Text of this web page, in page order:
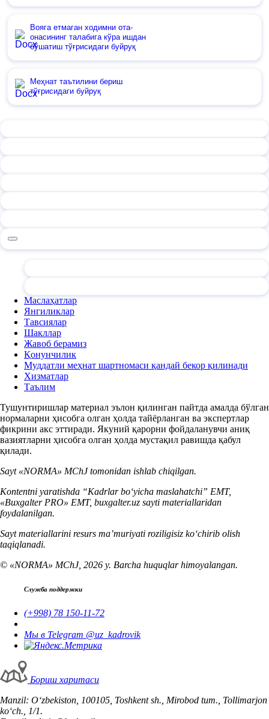
Вояга етмаган ходимни ота-
онасининг талабига кўра ишдан
бўшатиш тўғрисидаги буйруқ
Меҳнат таътилини бериш
тўғрисидаги буйруқ
Маслаҳатлар
Янгиликлар
Тавсиялар
Шакллар
Жавоб берамиз
Қонунчилик
Муддатли меҳнат шартномаси қандай бекор қилинади
Хизматлар
Таълим
Тушунтиришлар материал эълон қилинган пайтда амалда бўлган
нормаларни ҳисобга олган ҳолда тайёрланган ва экспертлар
фикрини акс эттиради. Якуний қарорни фойдаланувчи аниқ
вазиятларни ҳисобга олган ҳолда мустақил равишда қабул
қилади.
Sayt «NORMA» MChJ tomonidan ishlab chiqilgan.
Kontentni yaratishda “Kadrlar boʻyicha maslahatchi” EMT,
«Buxgalter PRO» EMT, buxgalter.uz sayti materiallaridan
foydalanilgan.
Sayt materiallarini resurs ma’muriyati roziligisiz koʻchirib olish
taqiqlanadi.
© «NORMA» MChJ, 2026 y. Barcha huquqlar himoyalangan.
Служба поддержки
(+998) 78 150-11-72
Мы в Telegram @uz_kadrovik
Бориш харитаси
Manzil: Oʻzbekiston, 100105, Toshkent sh., Mirobod tum., Tollimarjon
koʻch., 1/1.